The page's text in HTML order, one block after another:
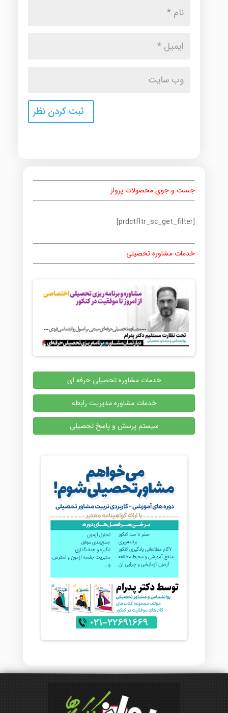
جست و جوی محصولات پرواز
[prdctfltr_sc_get_filter]
خدمات مشاوره تحصیلی
خدمات مشاوره تحصیلی حرفه ای
خدمات مشاوره مدیریت رابطه
سیستم پرسش و پاسخ تحصیلی